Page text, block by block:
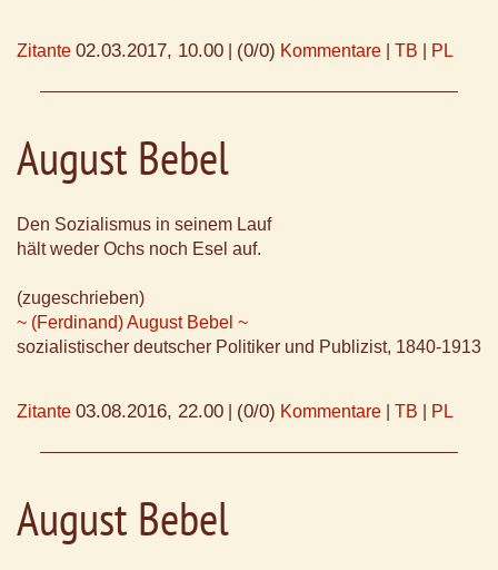
Zitante 02.03.2017, 10.00 (0/0) Kommentare TB PL
August Bebel
Den Sozialismus in seinem Lauf
hält weder Ochs noch Esel auf.
(zugeschrieben)
~ (Ferdinand) August Bebel ~
sozialistischer deutscher Politiker und Publizist, 1840-1913
Zitante 03.08.2016, 22.00 (0/0) Kommentare TB PL
August Bebel